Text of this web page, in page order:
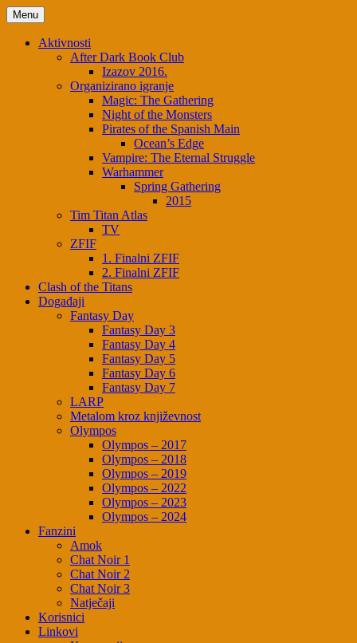
Skip
to
content
Menu
Aktivnosti
After Dark Book Club
Izazov 2016.
Organizirano igranje
Magic: The Gathering
Night of the Monsters
Pirates of the Spanish Main
Ocean’s Edge
Vampire: The Eternal Struggle
Warhammer
Spring Gathering
2015
Tim Titan Atlas
TV
ZFIF
1. Finalni ZFIF
2. Finalni ZFIF
Clash of the Titans
Događaji
Fantasy Day
Fantasy Day 3
Fantasy Day 4
Fantasy Day 5
Fantasy Day 6
Fantasy Day 7
LARP
Metalom kroz književnost
Olympos
Olympos – 2017
Olympos – 2018
Olympos – 2019
Olympos – 2022
Olympos – 2023
Olympos – 2024
Fanzini
Amok
Chat Noir 1
Chat Noir 2
Chat Noir 3
Natječaji
Korisnici
Linkovi